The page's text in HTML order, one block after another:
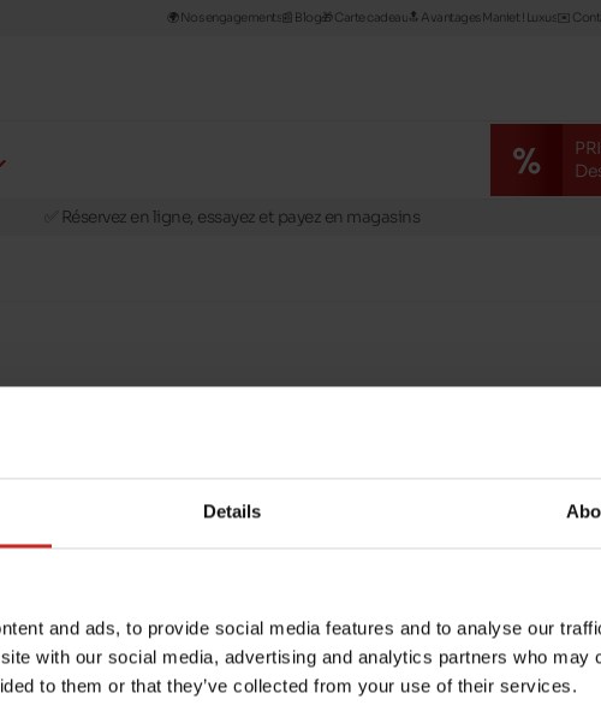
Details
and ads, to provide social media features and to analyse our
with our social media, advertising and analytics partners who may
to them or that they’ve collected from your use of their services.
🌍 Nos engagements📰​ Blog🎁 Carte cadeau🔝 Avantages Maniet ! Luxus✉️
✅ Réservez en ligne, essayez et payez en magasins
de
qui pourront suivre vos enfants
. Develab propose différents types de chaussures, pour toutes les saisons :
du talon, sont fabriquées à partir de matières souples comme le cuir
fait de l'oeil. Nos collaborateurs vous proposeront desconseils
pour l' achat en lignesur cette même boutique. En quelques clics, votre